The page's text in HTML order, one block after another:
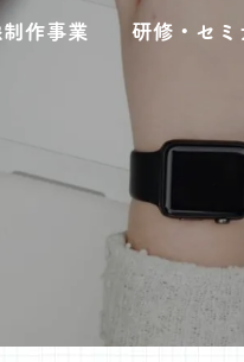
作事業 研修・セ